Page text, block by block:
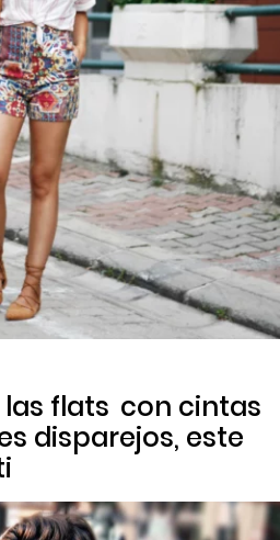
las flats con cintas
disparejos, este